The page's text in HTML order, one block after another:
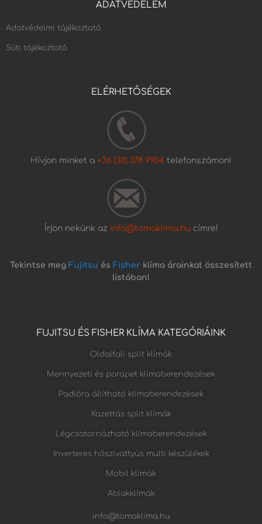
ADATVÉDELEM
Adatvédelmi tájékoztató
Süti tájékoztató
ELÉRHETŐSÉGEK
Hívjon minket a +36 (30) 378 9904 telefonszámon!
Írjon nekünk az info@tomaklima.hucímre!
Tekintse meg Fujitsu és Fisher klíma árainkat összesített
listában!
FUJITSU ÉS FISHER KLÍMA KATEGÓRIÁINK
Oldalfali split klímák
Mennyezeti és parapet klímaberendezések
Padlóra állítható klímaberendezések
Kazettás split klímák
Légcsatornázható klímaberendezések
Inverteres hőszivattyús multi készülékek
Mobil klímák
Ablakklímák
info@tomaklima.hu